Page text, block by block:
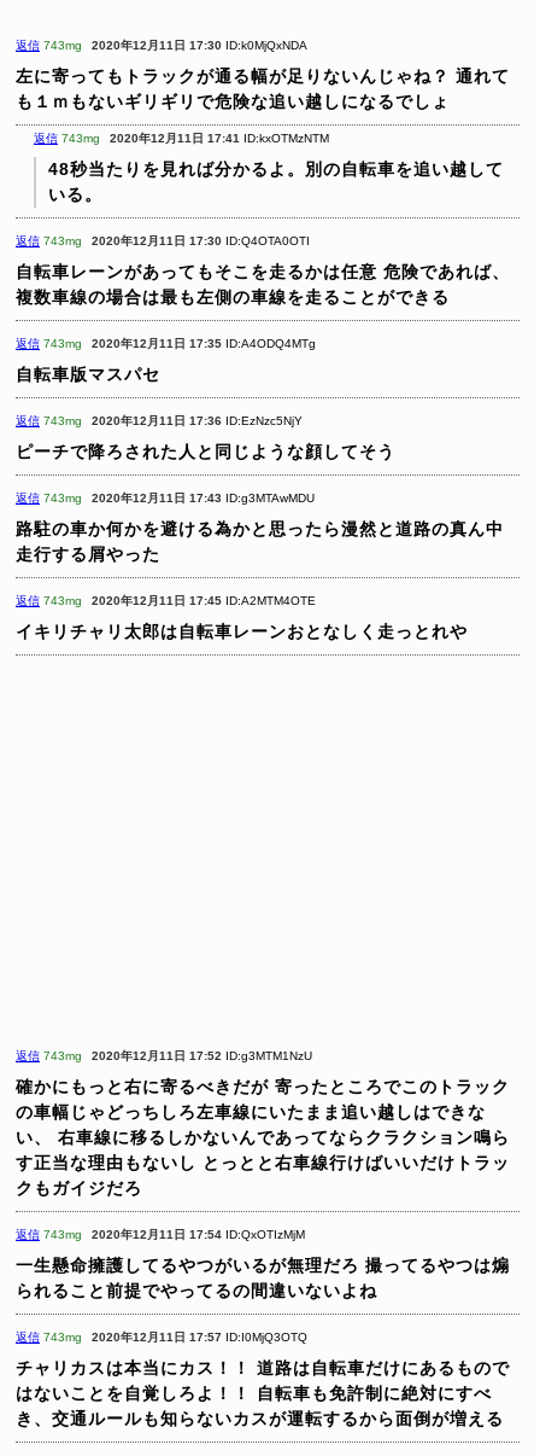
返信 743mg 2020年12月11日 17:30 ID:k0MjQxNDA
左に寄ってもトラックが通る幅が足りないんじゃね？ 通れて
も１ｍもないギリギリで危険な追い越しになるでしょ
返信 743mg 2020年12月11日 17:41 ID:kxOTMzNTM
48秒当たりを見れば分かるよ。別の自転車を追い越して
いる。
返信 743mg 2020年12月11日 17:30 ID:Q4OTA0OTI
自転車レーンがあってもそこを走るかは任意 危険であれば、
複数車線の場合は最も左側の車線を走ることができる
返信 743mg 2020年12月11日 17:35 ID:A4ODQ4MTg
自転車版マスパセ
返信 743mg 2020年12月11日 17:36 ID:EzNzc5NjY
ピーチで降ろされた人と同じような顔してそう
返信 743mg 2020年12月11日 17:43 ID:g3MTAwMDU
路駐の車か何かを避ける為かと思ったら漫然と道路の真ん中
走行する屑やった
返信 743mg 2020年12月11日 17:45 ID:A2MTM4OTE
イキリチャリ太郎は自転車レーンおとなしく走っとれや
返信 743mg 2020年12月11日 17:52 ID:g3MTM1NzU
確かにもっと右に寄るべきだが 寄ったところでこのトラック
の車幅じゃどっちしろ左車線にいたまま追い越しはできな
い、
右車線に移るしかないんであってならクラクション鳴ら
す正当な理由もないし とっとと右車線行けばいいだけトラッ
クもガイジだろ
返信 743mg 2020年12月11日 17:54 ID:QxOTIzMjM
一生懸命擁護してるやつがいるが無理だろ 撮ってるやつは煽
られること前提でやってるの間違いないよね
返信 743mg 2020年12月11日 17:57 ID:I0MjQ3OTQ
チャリカスは本当にカス！！
道路は自転車だけにあるもので
はないことを自覚しろよ！！
自転車も免許制に絶対にすべ
き、交通ルールも知らないカスが運転するから面倒が増える